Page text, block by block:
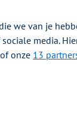
Log in en
we van je
media.
onze 13